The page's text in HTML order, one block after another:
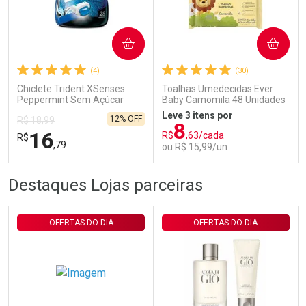
Comprar sem Desconto
Por R$ 29,30/cada
Comprar sem Desconto
Por R$ 29,30/cada
(4)
Chiclete Trident XSenses
Peppermint Sem Açúcar
R$ 18,99
R$16,79
12% OFF
COMPRAR
FECHAR
Laboratório
FECHAR
Por Menos
(30)
Toalhas Umedecidas Ever
Baby Camomila 48 Unidades
Leve 3 itens por
R$8,63/cada
ou R$ 15,99/un
COMPRAR
Por Menos
Destaques Lojas parceiras
OFERTAS DO DIA OFERTAS DO DIA